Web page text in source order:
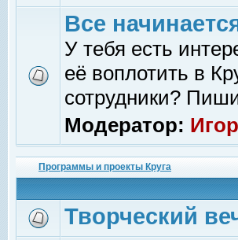
Все
У тебя есть
её воплотить в
сотрудники?
Модератор:
Программы и проекты Круга
Творческий